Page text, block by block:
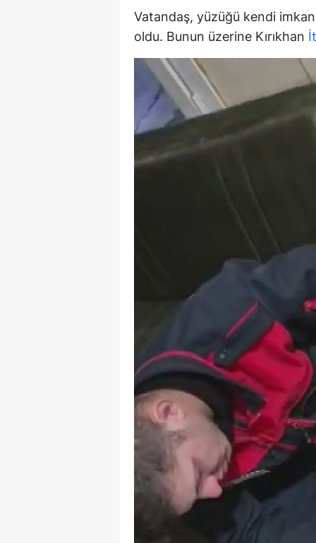
Vatandaş, yüzüğü kendi
oldu. Bunun üzerine Kırıkhan